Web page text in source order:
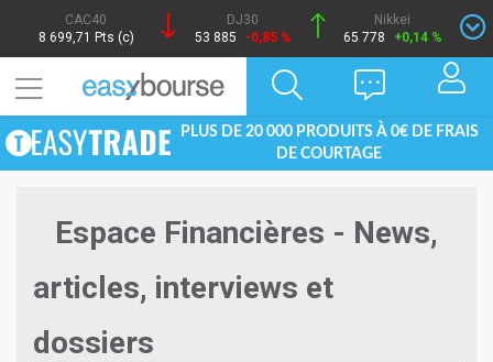
CAC40
8 699,71 Pts (c)
DJ30
53 885
-0,85 %
Nikkei
65 778
+0,14 %
PLUS DE 20 000 PRODUITS À 0€ DE FRAIS
DE COURTAGE
Espace Financières - News,
articles, interviews et
dossiers